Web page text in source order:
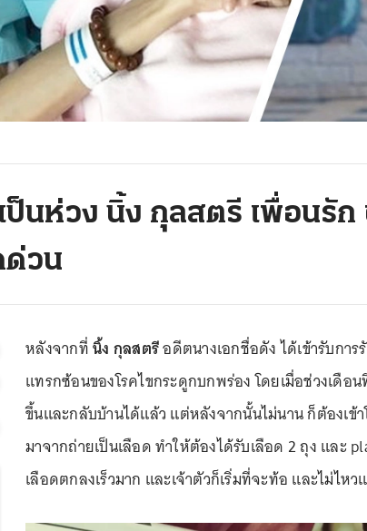
ป็นห่วง นิ้ง กุลสตรี เพื่อนรั
ด่วน
หลังจากที่นิ้ง กุลสตรีอดีตนางเอกชื่อดัง ได้เข้ารับกา
แทรกซ้อนของโรคไขกระดูกบกพร่อง โดยเมื่อช่วงเดือ
ขึ้นและกลับบ้านได้แล้ว แต่หลังจากนั้นไม่นาน ก็ต้องเข้า
มาจากถ่ายเป็นเลือด ทำให้ต้องได้รับเลือด 2 ถุง และ
เลือดตกลงเร็วมาก และเจ้าตัวก็เริ่มที่จะท้อ และไม่ไห